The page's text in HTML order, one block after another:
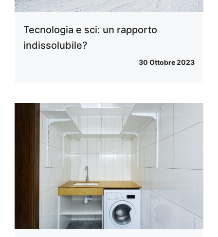
Tecnologia e sci: un rapporto
indissolubile?
30 Ottobre 2023